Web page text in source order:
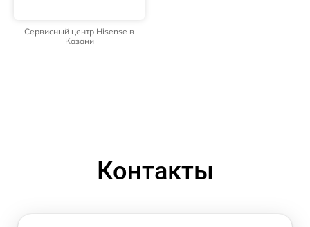
Сервисный центр Hisense в
Казани
Контакты